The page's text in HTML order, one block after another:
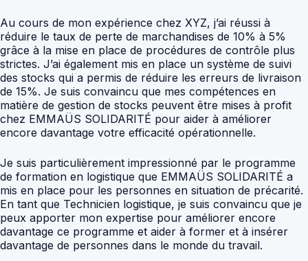
Au cours de mon expérience chez XYZ, j’ai réussi à
réduire le taux de perte de marchandises de 10% à 5%
grâce à la mise en place de procédures de contrôle plus
strictes. J’ai également mis en place un système de suivi
des stocks qui a permis de réduire les erreurs de livraison
de 15%. Je suis convaincu que mes compétences en
matière de gestion de stocks peuvent être mises à profit
chez EMMAÜS SOLIDARITÉ pour aider à améliorer
encore davantage votre efficacité opérationnelle.
Je suis particulièrement impressionné par le programme
de formation en logistique que EMMAÜS SOLIDARITÉ a
mis en place pour les personnes en situation de précarité.
En tant que Technicien logistique, je suis convaincu que je
peux apporter mon expertise pour améliorer encore
davantage ce programme et aider à former et à insérer
davantage de personnes dans le monde du travail.